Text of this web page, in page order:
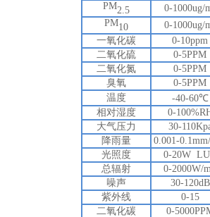
PM2.5
0-1000ug/
PM10
0-1000ug/
一氧化碳
0-10ppm
二氧化硫
0-5PPM
二氧化氮
0-5PPM
臭氧
0-5PPM
温度
-40-60℃
相对湿度
0-
大气压力
30-
降雨量
0.001-
光照度
0-20W
总辐射
0-2000W/
噪声
30-120dB
紫外线
0-15
二氧化碳
0-